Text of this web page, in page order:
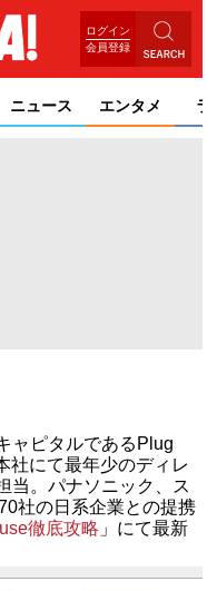
ログイン
会員登録
ニュース エンタメ
ャピタルであるPlug
社にて最年少のディレ
当。パナソニック、ス
社の日系企業との提携
徹底攻略 」にて最新